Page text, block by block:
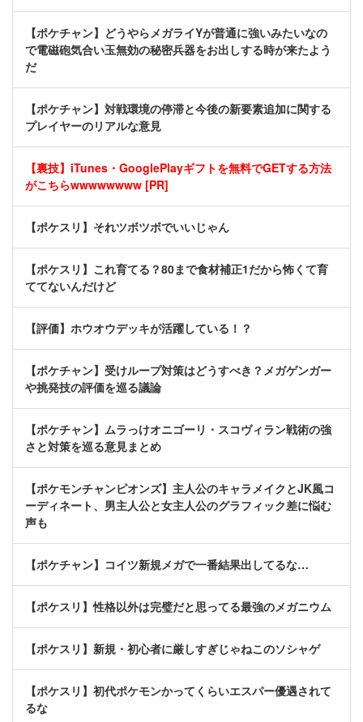
【ポケチャン】どうやらメガライYが普通に強いみたいなの
で電磁砲気合い玉無効の秘密兵器をお出しする時が来たよう
だ
【ポケチャン】対戦環境の停滞と今後の新要素追加に関する
プレイヤーのリアルな意見
【裏技】iTunes・GooglePlayギフトを無料でGETする方法
がこちらwwwwwwww [PR]
【ポケスリ】それツボツボでいいじゃん
【ポケスリ】これ育てる？80まで食材補正1だから怖くて育
ててないんだけど
【評価】ホウオウデッキが活躍している！？
【ポケチャン】受けループ対策はどうすべき？メガゲンガー
や挑発技の評価を巡る議論
【ポケチャン】ムラっけオニゴーリ・スコヴィラン戦術の強
さと対策を巡る意見まとめ
【ポケモンチャンピオンズ】主人公のキャラメイクとJK風コ
ーディネート、男主人公と女主人公のグラフィック差に悩む
声も
【ポケチャン】コイツ新規メガで一番結果出してるな…
【ポケスリ】性格以外は完璧だと思ってる最強のメガニウム
【ポケスリ】新規・初心者に厳しすぎじゃねこのソシャゲ
【ポケスリ】初代ポケモンかってくらいエスパー優遇されて
るな